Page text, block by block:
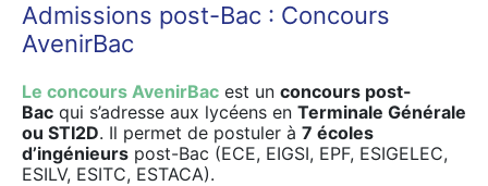
Admissions post-Bac : Concours
AvenirBac
Le concours AvenirBac est un concours post-
Bac qui s’adresse aux lycéens en Terminale Générale
ou STI2D. Il permet de postuler à 7 écoles
d’ingénieurs post-Bac (ECE, EIGSI, EPF, ESIGELEC,
ESILV, ESITC, ESTACA).